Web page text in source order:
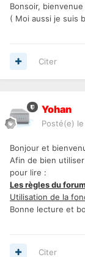
Bonsoir,
( Moi aussi je suis
Citer
Yohan
Posté(e)
Bonjour et
Afin de bien
pour lire :
Les règles du forum
Utilisation de la
Bonne lecture et
Citer